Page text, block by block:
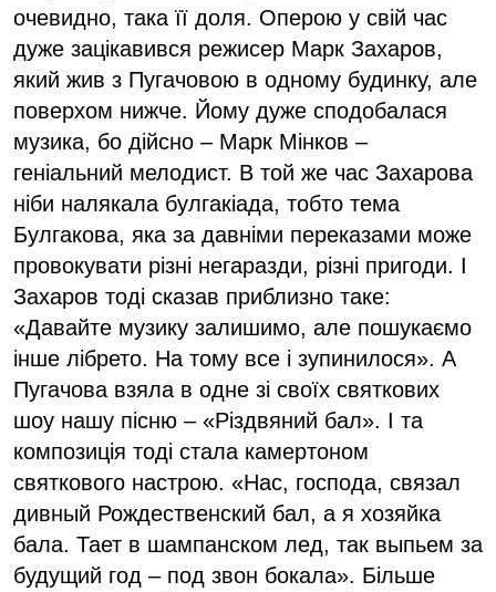
очевидно, така її доля. Оперою у свій час
дуже зацікавився режисер Марк Захаров,
який жив з Пугачовою в одному будинку, але
поверхом нижче. Йому дуже сподобалася
музика, бо дійсно – Марк Мінков –
геніальний мелодист. В той же час Захарова
ніби налякала булгакіада, тобто тема
Булгакова, яка за давніми переказами може
провокувати різні негаразди, різні пригоди. І
Захаров тоді сказав приблизно таке:
«Давайте музику залишимо, але пошукаємо
інше лібрето. На тому все і зупинилося». А
Пугачова взяла в одне зі своїх святкових
шоу нашу пісню – «Різдвяний бал». І та
композиція тоді стала камертоном
святкового настрою. «Нас, господа, связал
дивный Рождественский бал, а я хозяйка
бала. Тает в шампанском лед, так выпьем за
будущий год – под звон бокала». Більше